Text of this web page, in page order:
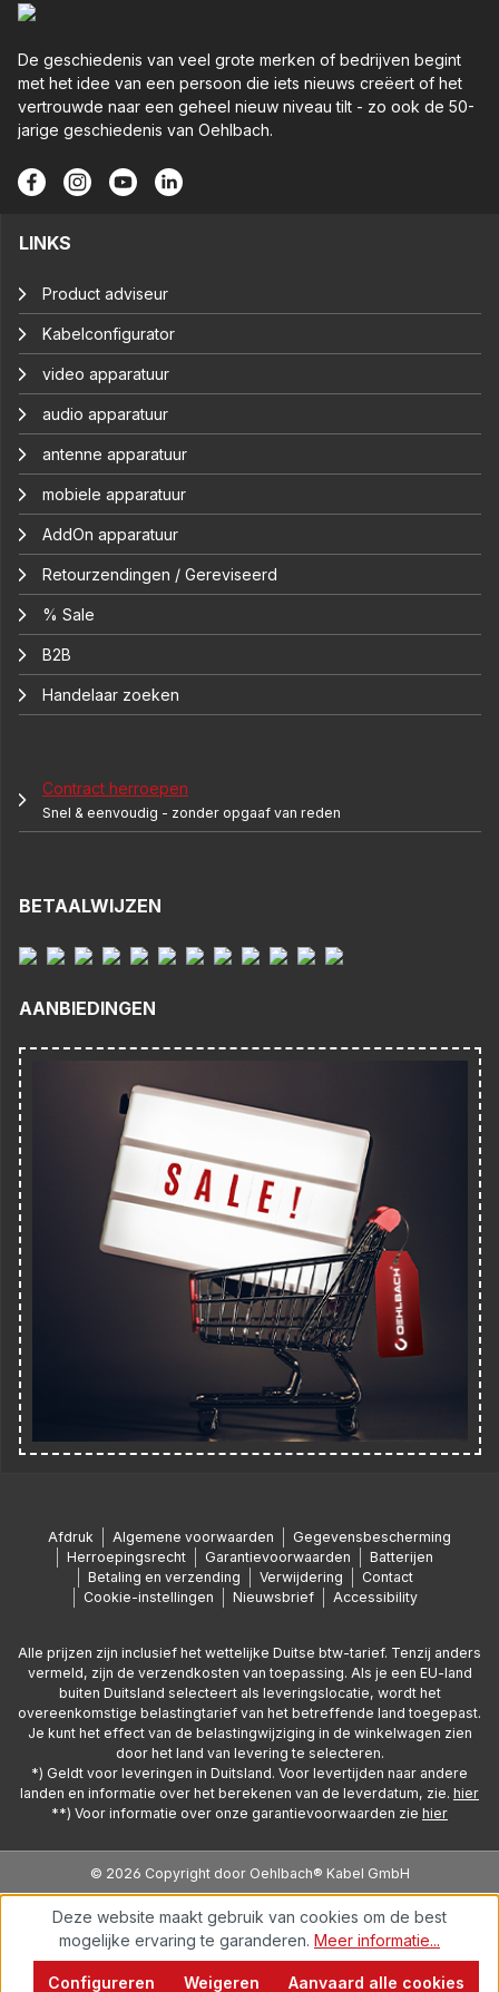
De geschiedenis van veel grote merken of bedrijven begint
met het idee van een persoon die iets nieuws creëert of het
vertrouwde naar een geheel nieuw niveau tilt - zo ook de 50-
jarige geschiedenis van Oehlbach.
LINKS
Product adviseur
Kabelconfigurator
video apparatuur
audio apparatuur
antenne apparatuur
mobiele apparatuur
AddOn apparatuur
Retourzendingen / Gereviseerd
% Sale
B2B
Handelaar zoeken
Contract herroepen
Snel & eenvoudig - zonder opgaaf van reden
BETAALWIJZEN
AANBIEDINGEN
Afdruk Algemene voorwaarden
Gegevensbescherming
Herroepingsrecht
Garantievoorwaarden
Batterijen
Betaling en verzending
Verwijdering
Contact
Cookie-instellingen
Nieuwsbrief Accessibility
Alle prijzen zijn inclusief het wettelijke Duitse btw-tarief. Tenzij anders
vermeld, zijn de verzendkosten van toepassing. Als je een EU-land
buiten Duitsland selecteert als leveringslocatie, wordt het
overeenkomstige belastingtarief van het betreffende land toegepast.
Je kunt het effect van de belastingwijziging in de winkelwagen zien
door het land van levering te selecteren.
*) Geldt voor leveringen in Duitsland. Voor levertijden naar andere
landen en informatie over het berekenen van de leverdatum, zie. hier
**) Voor informatie over onze garantievoorwaarden zie hier
© 2026 Copyright door Oehlbach® Kabel GmbH
Deze website maakt gebruik van cookies om de best
mogelijke ervaring te garanderen. Meer informatie...
Weigeren
Configureren Aanvaard alle cookies